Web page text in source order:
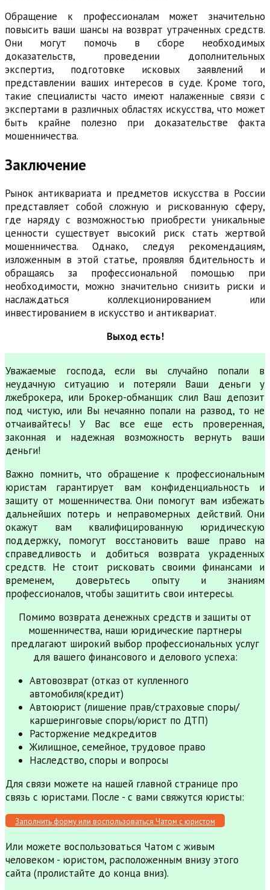
Обращение к профессионалам может значительно
повысить ваши шансы на возврат утраченных средств.
Они могут помочь в сборе необходимых
доказательств, проведении дополнительных
экспертиз, подготовке исковых заявлений и
представлении ваших интересов в суде. Кроме того,
такие специалисты часто имеют налаженные связи с
экспертами в различных областях искусства, что может
быть крайне полезно при доказательстве факта
мошенничества.
Заключение
Рынок антиквариата и предметов искусства в России
представляет собой сложную и рискованную сферу,
где наряду с возможностью приобрести уникальные
ценности существует высокий риск стать жертвой
мошенничества. Однако, следуя рекомендациям,
изложенным в этой статье, проявляя бдительность и
обращаясь за профессиональной помощью при
необходимости, можно значительно снизить риски и
наслаждаться коллекционированием или
инвестированием в искусство и антиквариат.
Выход есть!
Уважаемые господа, если вы случайно попали в
неудачную ситуацию и потеряли Ваши деньги у
лжеброкера, или Брокер-обманщик слил Ваш депозит
под чистую, или Вы нечаянно попали на развод, то не
отчаивайтесь! У Вас все еще есть проверенная,
законная и надежная возможность вернуть ваши
деньги!
Важно помнить, что обращение к профессиональным
юристам гарантирует вам конфиденциальность и
защиту от мошенничества. Они помогут вам избежать
дальнейших потерь и неправомерных действий. Они
окажут вам квалифицированную юридическую
поддержку, помогут восстановить ваше право на
справедливость и добиться возврата украденных
средств. Не стоит рисковать своими финансами и
временем, доверьтесь опыту и знаниям
профессионалов, чтобы защитить свои интересы.
Помимо возврата денежных средств и защиты от
мошенничества, наши юридические партнеры
предлагают широкий выбор профессиональных услуг
для вашего финансового и делового успеха:
Автовозврат (отказ от купленного
автомобиля(кредит)
Автоюрист (лишение прав/страховые споры/
каршеринговые споры/юрист по ДТП)
Расторжение медкредитов
Жилищное, семейное, трудовое право
Наследство, споры и вопросы
Для связи можете на нашей главной странице про
связь с юристами. После - с вами свяжутся юристы:
Заполнить форму или воспользоваться Чатом с юристом
Или можете воспользоваться Чатом с живым
человеком - юристом, расположенным внизу этого
сайта (пролистайте до конца вниз).